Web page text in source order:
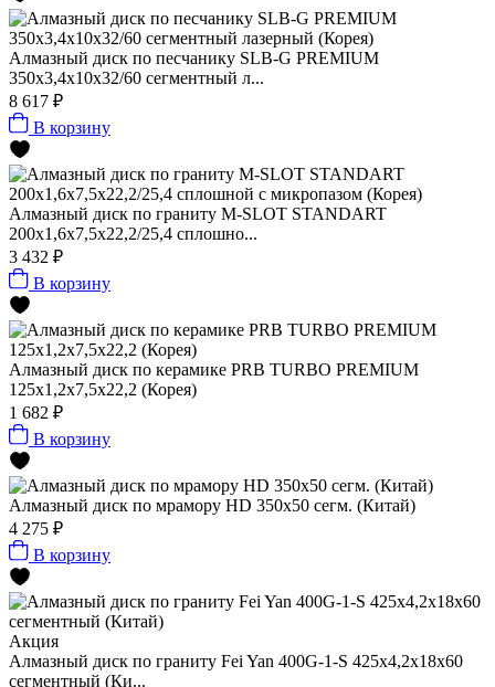
Алмазный диск по песчанику SLB-G PREMIUM
350х3,4х10х32/60 сегментный л...
8 617 ₽
В корзину
Алмазный диск по граниту M-SLOT STANDART
200x1,6x7,5x22,2/25,4 сплошно...
3 432 ₽
В корзину
Алмазный диск по керамике PRB TURBO PREMIUM
125x1,2x7,5x22,2 (Корея)
1 682 ₽
В корзину
Алмазный диск по мрамору HD 350x50 сегм. (Китай)
4 275 ₽
В корзину
Акция
Алмазный диск по граниту Fei Yan 400G-1-S 425x4,2x18x60
сегментный (Ки...